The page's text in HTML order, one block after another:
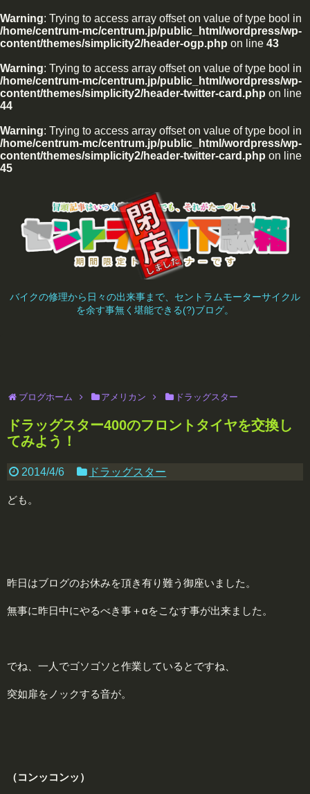
Warning: Trying to access array offset on value of type bool in
/home/centrum-mc/centrum.jp/public_html/wordpress/wp-
content/themes/simplicity2/header-ogp.php on line 43
Warning: Trying to access array offset on value of type bool in
/home/centrum-mc/centrum.jp/public_html/wordpress/wp-
content/themes/simplicity2/header-twitter-card.php on line
44
Warning: Trying to access array offset on value of type bool in
/home/centrum-mc/centrum.jp/public_html/wordpress/wp-
content/themes/simplicity2/header-twitter-card.php on line
45
バイクの修理から日々の出来事まで、セントラムモーターサイクル
を余す事無く堪能できる(?)ブログ。
ブログホーム アメリカン ドラッグスター
ドラッグスター400のフロントタイヤを交換し
てみよう！
2014/4/6 ドラッグスター
ども。
昨日はブログのお休みを頂き有り難う御座いました。
無事に昨日中にやるべき事＋αをこなす事が出来ました。
でね、一人でゴソゴソと作業しているとですね、
突如扉をノックする音が。
（コンッコンッ）